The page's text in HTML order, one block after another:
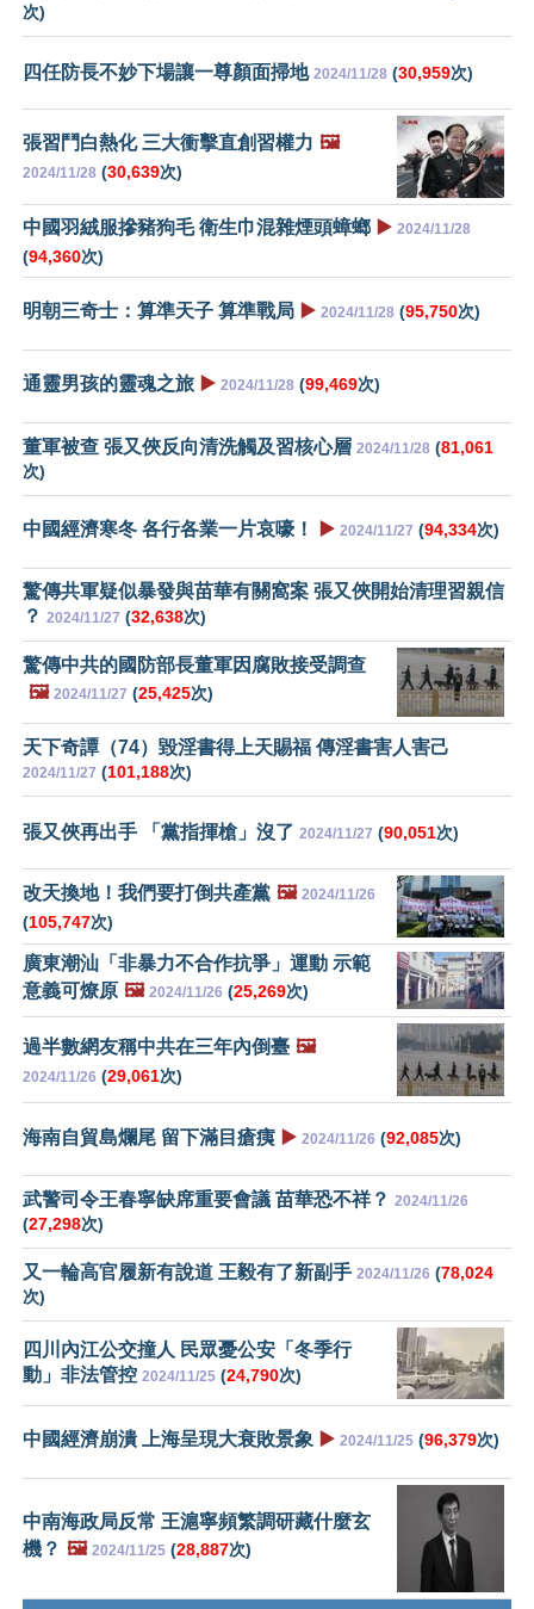
次)
四任防長不妙下場讓一尊顏面掃地 2024/11/28 (30,959次)
張習鬥白熱化 三大衝擊直創習權力 🖼️
2024/11/28 (30,639次)
中國羽絨服摻豬狗毛 衛生巾混雜煙頭蟑螂 ▶️ 2024/11/28
(94,360次)
明朝三奇士：算準天子 算準戰局 ▶️ 2024/11/28 (95,750次)
通靈男孩的靈魂之旅 ▶️ 2024/11/28 (99,469次)
董軍被查 張又俠反向清洗觸及習核心層 2024/11/28 (81,061
次)
中國經濟寒冬 各行各業一片哀嚎！ ▶️ 2024/11/27 (94,334次)
驚傳共軍疑似暴發與苗華有關窩案 張又俠開始清理習親信
？ 2024/11/27 (32,638次)
驚傳中共的國防部長董軍因腐敗接受調查
🖼️ 2024/11/27 (25,425次)
天下奇譚（74）毀淫書得上天賜福 傳淫書害人害己
2024/11/27 (101,188次)
張又俠再出手 「黨指揮槍」沒了 2024/11/27 (90,051次)
改天換地！我們要打倒共產黨 🖼️ 2024/11/26
(105,747次)
廣東潮汕「非暴力不合作抗爭」運動 示範
意義可燎原 🖼️ 2024/11/26 (25,269次)
過半數網友稱中共在三年內倒臺 🖼️
2024/11/26 (29,061次)
海南自貿島爛尾 留下滿目瘡痍 ▶️ 2024/11/26 (92,085次)
武警司令王春寧缺席重要會議 苗華恐不祥？ 2024/11/26
(27,298次)
又一輪高官履新有說道 王毅有了新副手 2024/11/26 (78,024
次)
四川內江公交撞人 民眾憂公安「冬季行
動」非法管控 2024/11/25 (24,790次)
中國經濟崩潰 上海呈現大衰敗景象 ▶️ 2024/11/25 (96,379次)
中南海政局反常 王滬寧頻繁調研藏什麼玄
機？ 🖼️ 2024/11/25 (28,887次)